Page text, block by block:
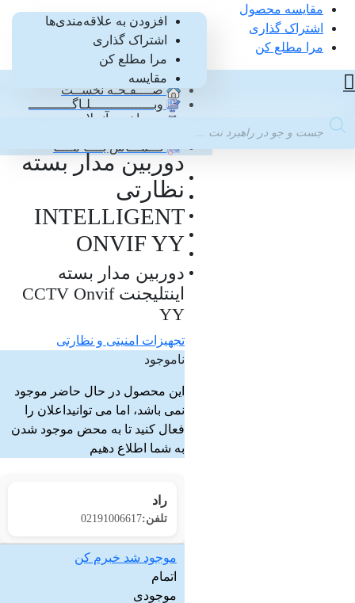
مقایسه محصول
اشتراک گذاری
مرا مطلع کن
0
دســتـه بــنـدی کـالـاهــا
صــــفـحـه نخســت
وبــــــــــــــــلـاگـــــــــــ
پــرداخـت آنــلایــن
تـــمـــاس بــــا مــــا
Products
search
افزودن به علاقه‌مندی‌ها
اشتراک گذاری
مرا مطلع کن
مقایسه
دوربین مدار بسته
نظارتی
INTELLIGENT
ONVIF YY
دوربین مدار بسته
اینتلیجنت CCTV Onvif
YY
تجهیزات امنیتی و نظارتی
ناموجود
این محصول در حال حاضر موجود
نمی باشد، اما می توانیداعلان را
فعال کنید تا به محض موجود شدن
به شما اطلاع دهیم
راد
تلفن:02191006617
موجود شد خبرم کن
اتمام
موجودی